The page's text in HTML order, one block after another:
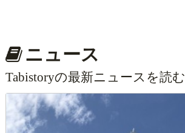
ニュース
Tabistoryの最新ニュースを読む